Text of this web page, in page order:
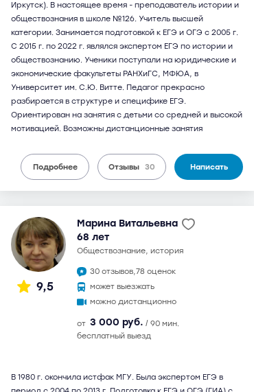
Иркутск). В настоящее время - преподаватель истории и
обществознания в школе №126. Учитель высшей
категории. Занимается подготовкой к ЕГЭ и ОГЭ с 2005 г.
С 2015 г. по 2022 г. являлся экспертом ЕГЭ по истории и
обществознанию. Ученики поступали на юридические и
экономические факультеты РАНХиГС, МФЮА, в
Университет им. С.Ю. Витте. Педагог прекрасно
разбирается в структуре и специфике ЕГЭ.
Ориентирован на занятия с детьми со средней и высокой
мотивацией. Возможны дистанционные занятия
Подробнее Отзывы 30 Написать
9,5
Марина Витальевна
68 лет
обществознание, история
30 отзывов,78 оценок
может выезжать
можно дистанционно
от 3 000 руб. / 90 мин.
бесплатный выезд
В 1980 г. окончила истфак МГУ. Была экспертом ЕГЭ в